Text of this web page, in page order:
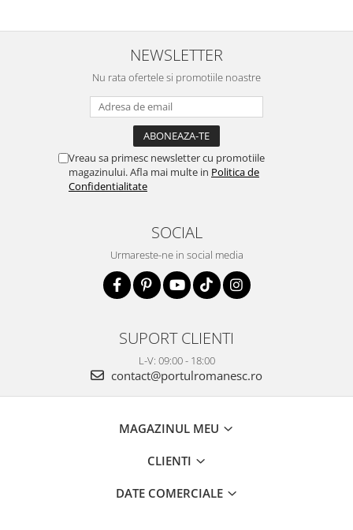
NEWSLETTER
Nu rata ofertele si promotiile noastre
Vreau sa primesc newsletter cu promotiile
magazinului. Afla mai multe in Politica de
Confidentialitate
SOCIAL
Urmareste-ne in social media
SUPORT CLIENTI
L-V: 09:00 - 18:00
contact@portulromanesc.ro
MAGAZINUL MEU
CLIENTI
DATE COMERCIALE